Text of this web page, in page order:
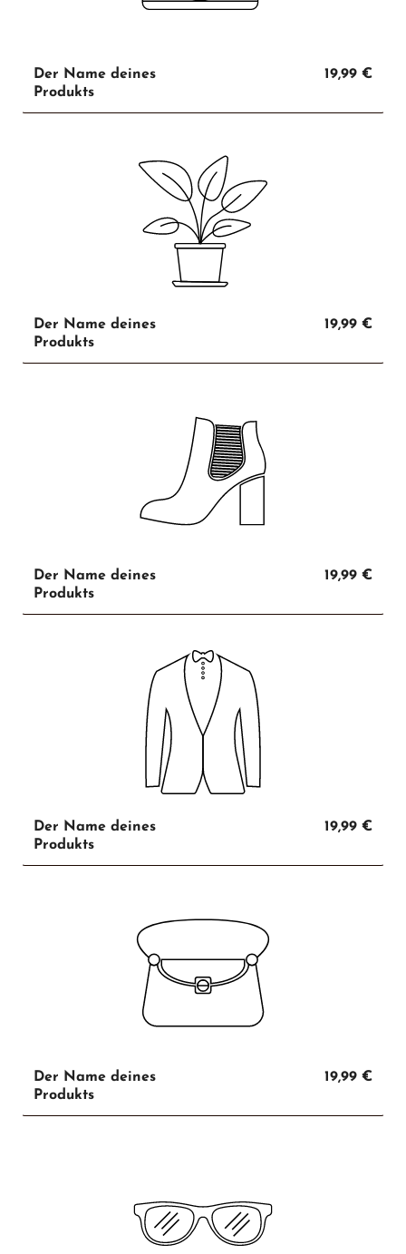
Der Name deines
Produkts
19,99 €
Der Name deines
Produkts
19,99 €
Der Name deines
Produkts
19,99 €
Der Name deines
Produkts
19,99 €
Der Name deines
Produkts
19,99 €